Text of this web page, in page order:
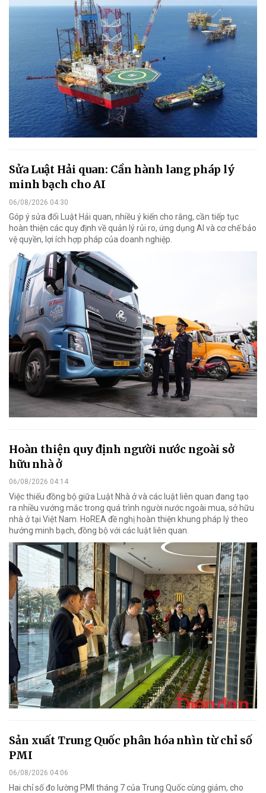
Sửa Luật Hải quan: Cần hành lang pháp lý
minh bạch cho AI
06/08/2026 04:30
Góp ý sửa đổi Luật Hải quan, nhiều ý kiến cho rằng, cần tiếp tục
hoàn thiện các quy định về quản lý rủi ro, ứng dụng AI và cơ chế bảo
vệ quyền, lợi ích hợp pháp của doanh nghiệp.
Hoàn thiện quy định người nước ngoài sở
hữu nhà ở
06/08/2026 04:14
Việc thiếu đồng bộ giữa Luật Nhà ở và các luật liên quan đang tạo
ra nhiều vướng mắc trong quá trình người nước ngoài mua, sở hữu
nhà ở tại Việt Nam. HoREA đề nghị hoàn thiện khung pháp lý theo
hướng minh bạch, đồng bộ với các luật liên quan.
Sản xuất Trung Quốc phân hóa nhìn từ chỉ số
PMI
06/08/2026 04:06
Hai chỉ số đo lường PMI tháng 7 của Trung Quốc cùng giảm, cho